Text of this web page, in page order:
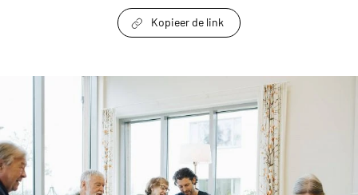
Kopieer de link
Waardeer de cliëntenraad of de bestuurder